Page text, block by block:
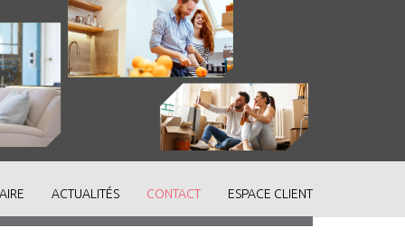
ACTUALITÉS CONTACT ESPACE CLIENT